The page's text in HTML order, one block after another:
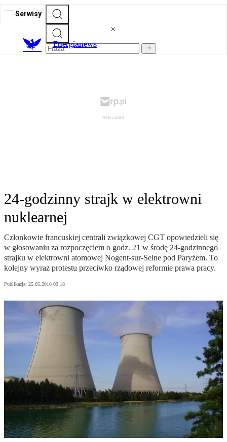
Serwisy
Energianews
24-godzinny strajk w elektrowni
nuklearnej
Członkowie francuskiej centrali związkowej CGT opowiedzieli się
w głosowaniu za rozpoczęciem o godz. 21 w środę 24-godzinnego
strajku w elektrowni atomowej Nogent-sur-Seine pod Paryżem. To
kolejny wyraz protestu przeciwko rządowej reformie prawa pracy.
Publikacja: 25.05.2016 09:18